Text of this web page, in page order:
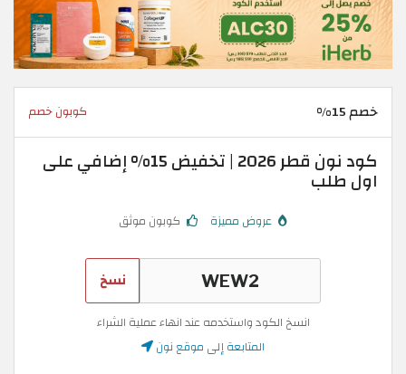
خصم 15% كوبون خصم
كود نون قطر 2026 | تخفيض 15% إضافي على
اول طلب
عروض مميزة كوبون موثق
نسخ
انسخ الكود واستخدمه عند انهاء عملية الشراء
المتابعة إلى موقع نون